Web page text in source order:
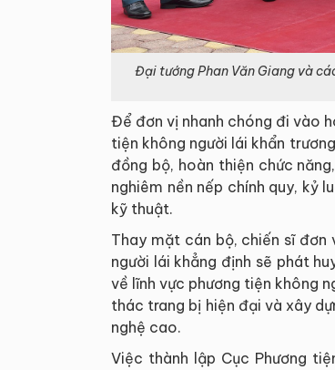
Đại tướng Phan Văn Giang và
Để đơn vị nhanh chóng đi vào
tiện không người lái khẩn
đồng bộ, hoàn thiện chức
nghiêm nền nếp chính quy, kỷ
kỹ thuật.
Thay mặt cán bộ, chiến sĩ đơn
người lái khẳng định sẽ phát
về lĩnh vực phương tiện không
thác trang bị hiện đại và xây
nghệ cao.
Việc thành lập Cục Phương